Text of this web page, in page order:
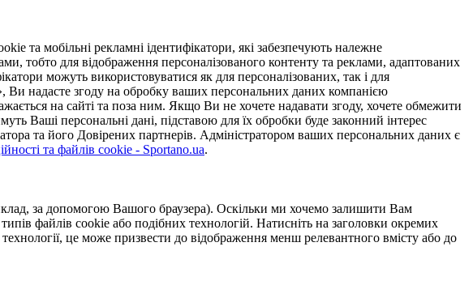
мобільні рекламні ідентифікатори, які забезпечують належне
тобто для відображення персоналізованого контенту та реклами, адаптованих
можуть використовуватися як для персоналізованих, так і для
надасте згоду на обробку ваших персональних даних компанією
на сайті та поза ним. Якщо Ви не хочете надавати згоду, хочете обмежити
Ваші персональні дані, підставою для їх обробки буде законний інтерес
та його Довірених партнерів. Адміністратором ваших персональних даних є
та файлів cookie - Sportano.ua.
за допомогою Вашого браузера). Оскільки ми хочемо залишити Вам
файлів cookie або подібних технологій. Натисніть на заголовки окремих
це може призвести до відображення менш релевантного вмісту або до